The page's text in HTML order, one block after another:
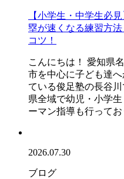
【小学生・中学生必
塁が速くなる練習方
コツ！
こんにちは！ 愛知県
市を中心に子ども達
ている俊足塾の長谷
県全域で幼児・小学
ーマン指導も行って
2026.07.30
ブログ